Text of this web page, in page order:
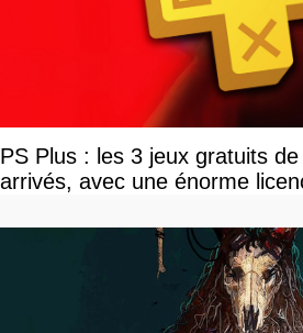
PS Plus : les 3 jeux gratuits
arrivés, avec une énorme